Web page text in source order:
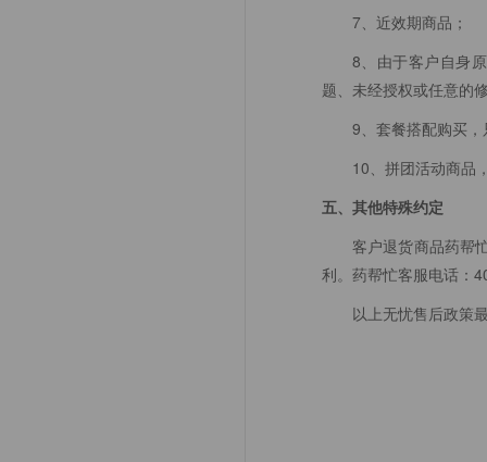
7、近效期商品；
8、由于客户自身
题、未经授权或任意的
9、套餐搭配购买
10、拼团活动商品
五、其他特殊约定
客户退货商品药帮
利。药帮忙客服电话：
以上无忧售后政策